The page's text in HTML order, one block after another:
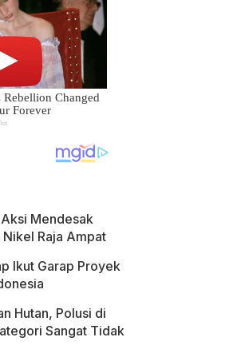
Mendesak
Raja Ampat
Ikut Garap Proyek
Hutan, Polusi di
Sangat Tidak